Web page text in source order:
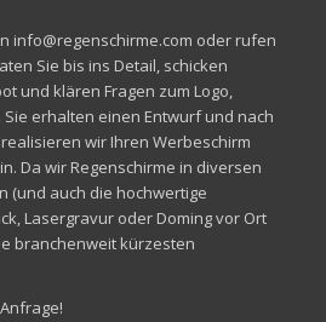
info@regenschirme.com oder rufen
Sie bis ins Detail, schicken
und klären Fragen zum Logo,
erhalten einen Entwurf und nach
wir Ihren Werbeschirm
Da wir Regenschirme in diversen
(und auch die hochwertige
Lasergravur oder Doming vor Ort
branchenweit kürzesten